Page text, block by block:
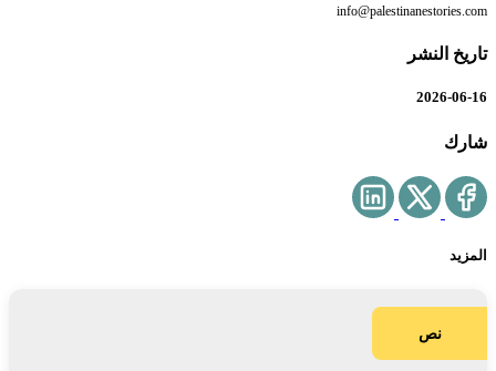
info@palestinanestories.com
تاريخ النشر
2026-06-16
شارك
المزيد
نص